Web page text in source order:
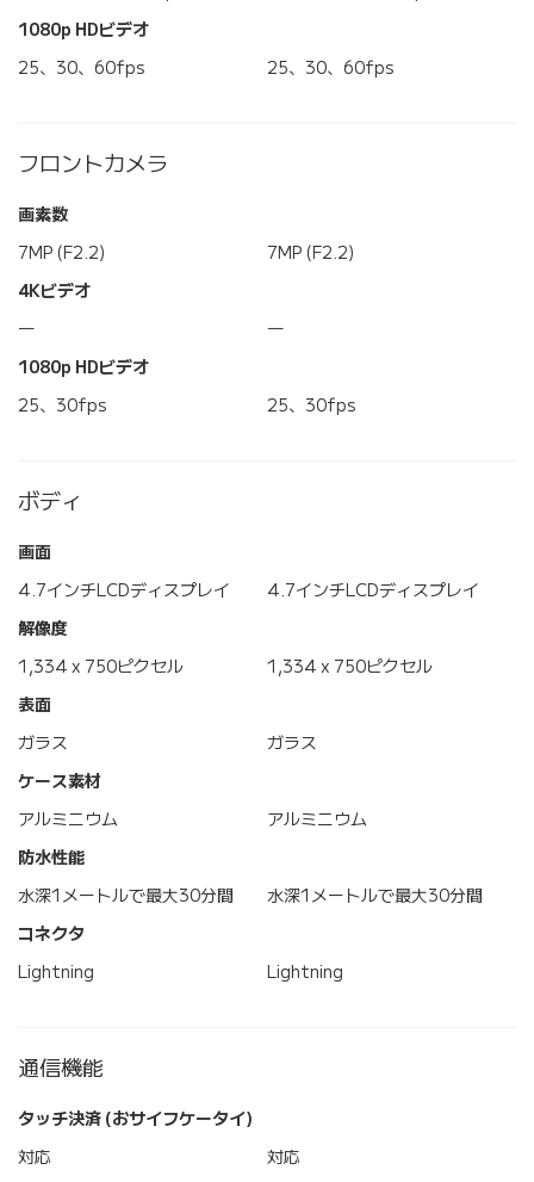
1080p HDビデオ
25、30、60fps
25、30、60fps
フロントカメラ
画素数
7MP (F2.2)
7MP (F2.2)
4Kビデオ
―
―
1080p HDビデオ
25、30fps
25、30fps
ボディ
画面
4.7インチLCDディスプレイ
4.7インチLCDディスプレイ
解像度
1,334 x 750ピクセル
1,334 x 750ピクセル
表面
ガラス
ガラス
ケース素材
アルミニウム
アルミニウム
防水性能
水深1メートルで最大30分間
水深1メートルで最大30分間
コネクタ
Lightning
Lightning
通信機能
タッチ決済 (おサイフケータイ)
対応
対応